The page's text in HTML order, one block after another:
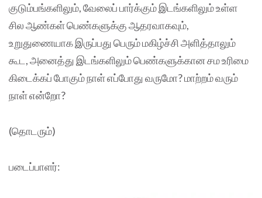
குடும்பங்களிலும், வேலைப் பார்க்கும் இடங்களிலும் உள்ள
சில ஆண்கள் பெண்களுக்கு ஆதரவாகவும்,
உறுதுணையாக இருப்பது பெரும் மகிழ்ச்சி அளித்தாலும்
கூட, அனைத்து இடங்களிலும் பெண்களுக்கான சம உரிமை
கிடைக்கப் போகும் நாள் எப்போது வருமோ? மாற்றம் வரும்
நாள் என்றோ?
(தொடரும்)
படைப்பாளர்: